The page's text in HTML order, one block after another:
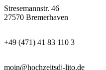
Stresemannstr. 46
27570 Bremerhaven
+49 (471) 41 83 110 3
moin@hochzeitsdj-lito.de